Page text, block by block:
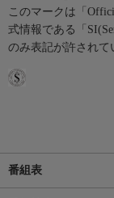
このマークは「
式情報である「
のみ表記が許されて
番組表